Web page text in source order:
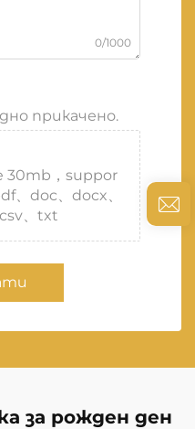
0/1000
прикачено.
30mb，suppor
、doc、docx、
、txt
за рожден ден